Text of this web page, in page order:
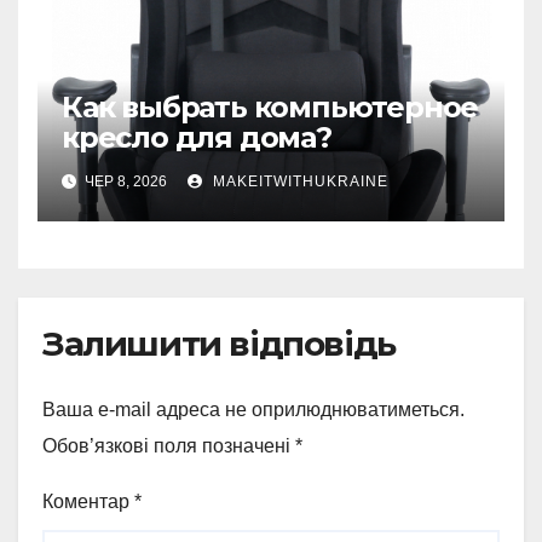
Как выбрать компьютерное
кресло для дома?
ЧЕР 8, 2026 MAKEITWITHUKRAINE
Залишити відповідь
Ваша e-mail адреса не оприлюднюватиметься.
Обов’язкові поля позначені *
Коментар *